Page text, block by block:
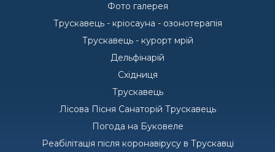
Фото галерея
Трускавець - кріосауна - озонотерапія
Трускавець - курорт мрій
Дельфінарій
Східниця
Трускавець
Лісова Пісня Санаторій Трускавець
Погода на Буковеле
Реабілітація після коронавірусу в Трускавці